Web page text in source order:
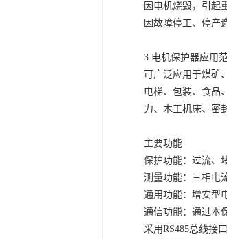
因电机烧毁，引起
因故障停工、停产
3.电机保护器应用范
可广泛应用于煤矿
电梯、包装、食品
力、木工机床、密
主要功能
保护功能：过流、
测量功能：三相电
通用功能：增安型
通信功能：通过本
采用RS485总线接